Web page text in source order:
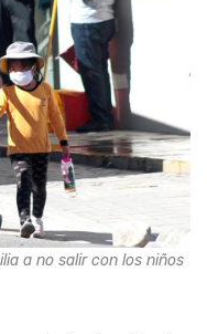
a no salir con los niños